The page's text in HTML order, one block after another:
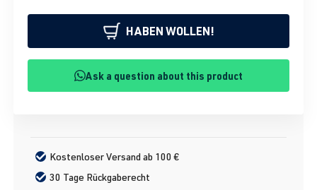
HABEN WOLLEN!
Ask a question about this product
Kostenloser Versand ab 100 €
30 Tage Rückgaberecht